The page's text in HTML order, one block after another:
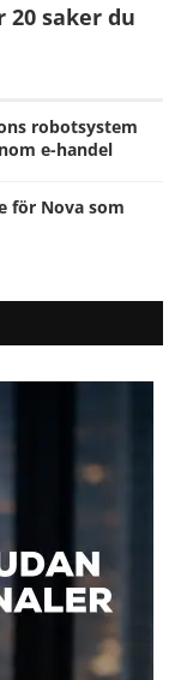
saker du
robotsystem
e-handel
för Nova som